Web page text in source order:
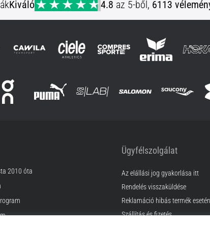
Kiváló 4.8 az 5-ből, 6113
2010 óta
Ügyfélszolgálat
Az elállási jog gyakorlása itt
Rendelés visszaküldése
Reklamáció hibás termék esetén
Szállítás és fizetés